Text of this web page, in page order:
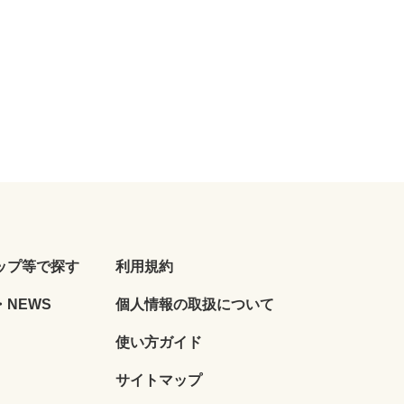
プ等で探す
NEWS
利用規約
個人情報の取扱について
使い方ガイド
サイトマップ